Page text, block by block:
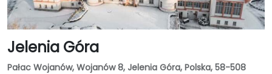
Jelenia Góra
Pałac Wojanów, Wojanów 8, Jelenia Góra, Polska, 58-508